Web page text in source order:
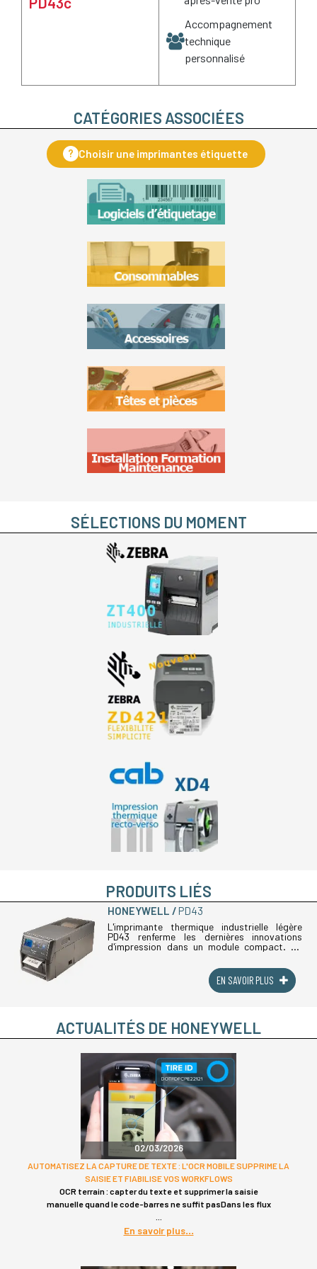
Accompagnement
technique
personnalisé
CATÉGORIES ASSOCIÉES
? Choisir une imprimantes étiquette
SÉLECTIONS DU MOMENT
PRODUITS LIÉS
HONEYWELL PD43
L'imprimante thermique industrielle légère
PD43 renferme les dernières innovations
d'impression dans un module compact. La
performances d'impression intactes avec (...)
EN SAVOIR PLUS
ACTUALITÉS DE HONEYWELL
02/03/2026
AUTOMATISEZ LA CAPTURE DE TEXTE : L'OCR MOBILE SUPPRIME LA
SAISIE ET FIABILISE VOS WORKFLOWS
OCR terrain : capter du texte et supprimer la saisie
manuelle quand le code-barres ne suffit pasDans les flux
En savoir plus